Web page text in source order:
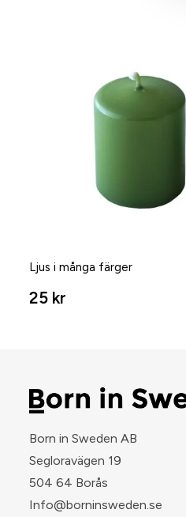
Ljus i många färger
25 kr
Born in Sweden AB
Segloravägen 19
504 64 Borås
​Info@borninsweden.se